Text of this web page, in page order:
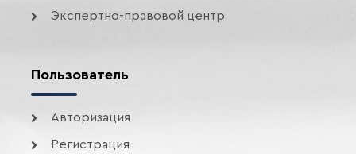
Экспертно-правовой центр
Пользователь
Авторизация
Регистрация